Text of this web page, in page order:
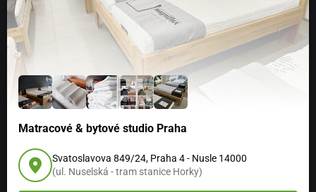
Matracové & bytové studio Praha
Svatoslavova 849/24, Praha 4 - Nusle 14000
(ul. Nuselská - tram stanice Horky)